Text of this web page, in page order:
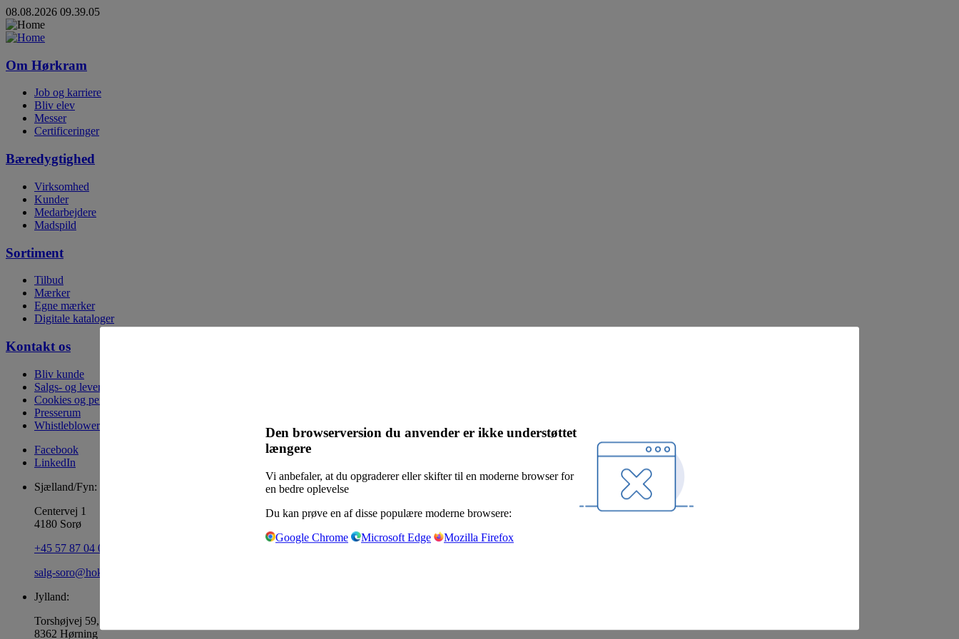
Den browserversion du anvender er ikke understøttet
længere
Vi anbefaler, at du opgraderer eller skifter til en moderne browser for
en bedre oplevelse
Du kan prøve en af disse populære moderne browsere:
Google Chrome
Microsoft Edge Mozilla Firefox
08.08.2026 09.39.05
Om Hørkram
Job og karriere
Bliv elev
Messer
Certificeringer
Bæredygtighed
Virksomhed
Kunder
Medarbejdere
Madspild
Sortiment
Tilbud
Mærker
Egne mærker
Digitale kataloger
Kontakt os
Bliv kunde
Salgs- og leveringsbetingelser
Cookies og persondata
Presserum
Whistleblowerordning
Facebook
LinkedIn
Sjælland/Fyn:
Centervej 1
4180 Sorø
+45 57 87 04 00
salg-soro@hoka.dk
Jylland:
Torshøjvej 59, Kolt
8362 Hørning